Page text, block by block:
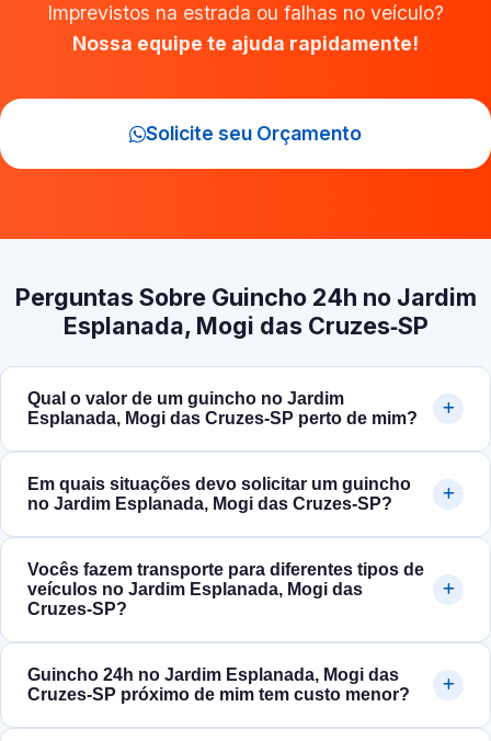
Imprevistos na estrada ou falhas no veículo?
Nossa equipe te ajuda rapidamente!
Solicite seu Orçamento
Perguntas Sobre Guincho 24h no Jardim
Esplanada, Mogi das Cruzes‑SP
Qual o valor de um guincho no Jardim
Esplanada, Mogi das Cruzes‑SP perto de mim?
Em quais situações devo solicitar um guincho
no Jardim Esplanada, Mogi das Cruzes‑SP?
Vocês fazem transporte para diferentes tipos de
veículos no Jardim Esplanada, Mogi das
Cruzes‑SP?
Guincho 24h no Jardim Esplanada, Mogi das
Cruzes‑SP próximo de mim tem custo menor?